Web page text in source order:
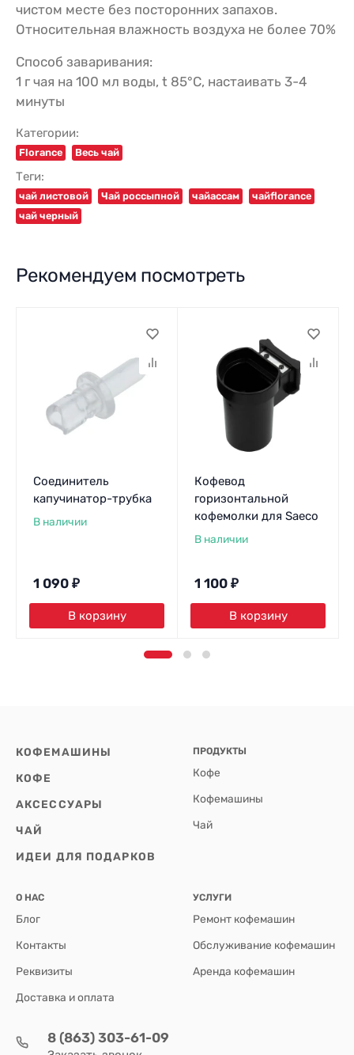
чистом месте без посторонних запахов.
Относительная влажность воздуха не более 70%
Способ заваривания:
1 г чая на 100 мл воды, t 85°С, настаивать 3-4
минуты
Категории:
Florance Весь чай
Теги:
чай листовой Чай россыпной чайассам
чайflorance
чай черный
Рекомендуем посмотреть
Соединитель
капучинатор-трубка
В наличии
1 090 ₽
В корзину
Кофевод
горизонтальной
кофемолки для Saeco
В наличии
1 100 ₽
В корзину
КОФЕМАШИНЫ
КОФЕ
АКСЕССУАРЫ
ЧАЙ
ИДЕИ ДЛЯ ПОДАРКОВ
ПРОДУКТЫ
Кофе
Кофемашины
Чай
О НАС
Блог
Контакты
Реквизиты
Доставка и оплата
УСЛУГИ
Ремонт кофемашин
Обслуживание кофемашин
Аренда кофемашин
8 (863) 303-61-09